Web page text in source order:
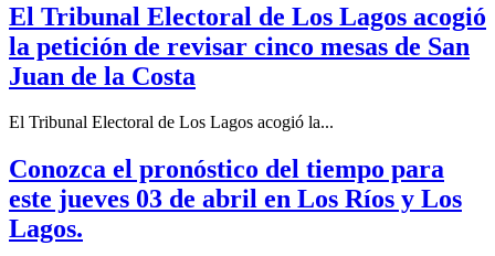
El Tribunal Electoral de Los Lagos acogió
la petición de revisar cinco mesas de San
Juan de la Costa
El Tribunal Electoral de Los Lagos acogió la...
Conozca el pronóstico del tiempo para
este jueves 03 de abril en Los Ríos y Los
Lagos.